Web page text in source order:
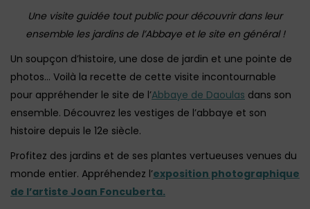
Une visite guidée tout public pour découvrir dans leur
ensemble les jardins de l’Abbaye et le site en général !
Un soupçon d’histoire, une dose de jardin et une pointe de
photos… Voilà la recette de cette visite incontournable
pour appréhender le site de l’Abbaye de Daoulas dans son
ensemble. Découvrez les vestiges de l’abbaye et son
histoire depuis le 12e siècle.
Profitez des jardins et de ses plantes vertueuses venues du
monde entier. Appréhendez l’exposition photographique
de l’artiste Joan Foncuberta.